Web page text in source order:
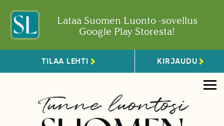
Lataa Suomen Luonto -sovellus
Google Play Storesta!
TILAA LEHTI KIRJAUDU